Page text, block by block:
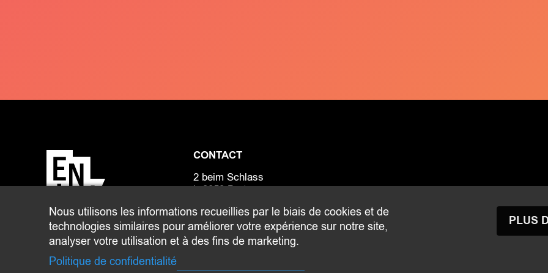
CONTACT
2 beim Schlass
L-8058 Bertrange
communication@bertrange.lu
© 2026 ENJOYBERTRANGE
Nous utilisons les informations recueillies par le biais de cookies et de
technologies similaires pour améliorer votre expérience sur notre site,
analyser votre utilisation et à des fins de marketing.
Politique de confidentialité
PLUS